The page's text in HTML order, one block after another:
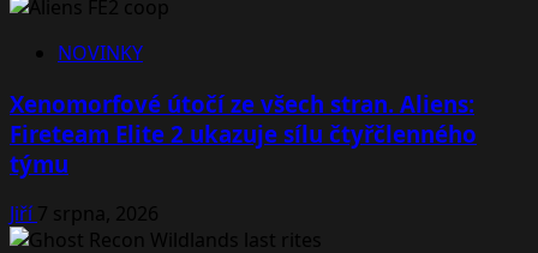
NOVINKY
Xenomorfové útočí ze všech stran. Aliens:
Fireteam Elite 2 ukazuje sílu čtyřčlenného
týmu
Jiří7 srpna, 2026